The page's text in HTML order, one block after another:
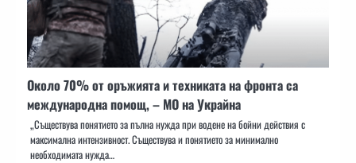
Около 70% от оръжията и техниката на фронта са
международна помощ, – МО на Украйна
„Съществува понятието за пълна нужда при водене на бойни действия с
максимална интензивност. Съществува и понятието за минимално
необходимата нужда…